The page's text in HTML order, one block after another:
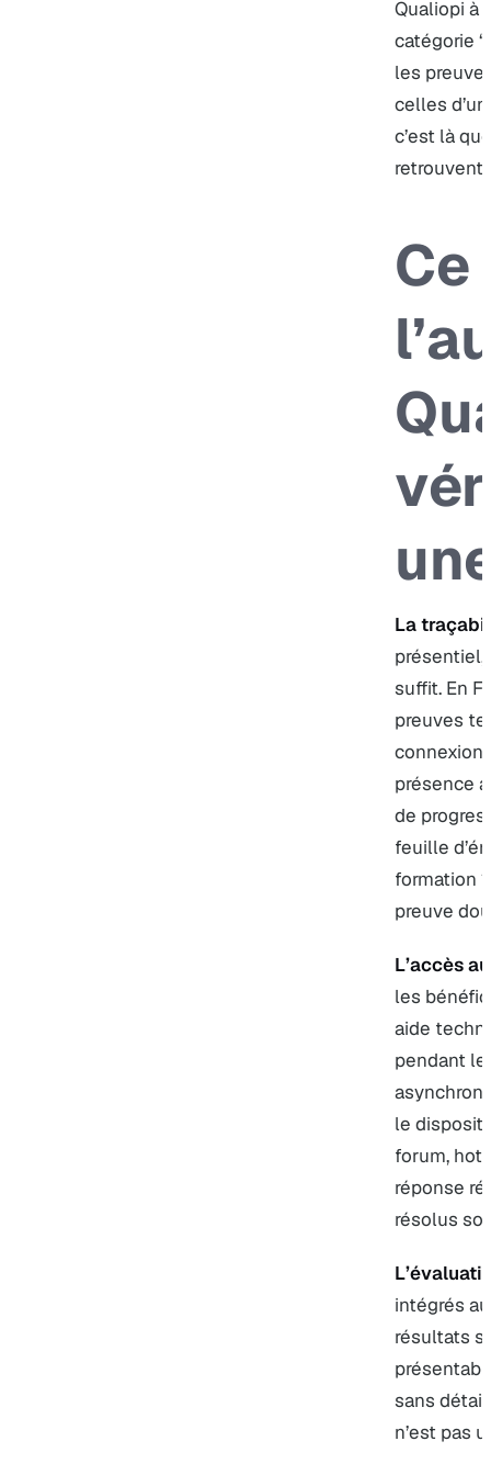
Qualiopi à
catégorie
les
celles
c’est là
retrouvent
Ce
La
présentiel,
suffit. En
preuves
connexion
présence
de
feuille
formation
preuve
L’accès
les
aide
pendant
le
forum,
réponse
résolus
intégrés
résultats
sans
n’est pas